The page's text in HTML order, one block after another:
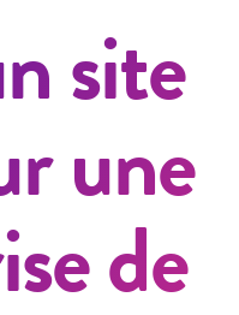
site
une
de